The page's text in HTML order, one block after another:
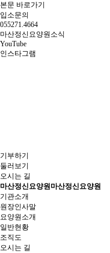
본문 바로가기
입소문의
055271.4664
마산정신요양원 소식
YouTube
인스타그램
기부하기
둘러보기
오시는 길
마산정신요양원마산정신요양원
기관소개
원장인사말
요양원소개
일반현황
조직도
오시는 길